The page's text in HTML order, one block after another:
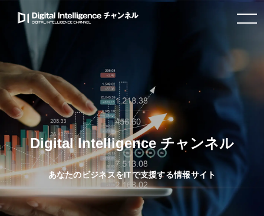
toggle
navigation
Digital Intelligence チャンネル
あなたのビジネスをITで支援する情報サイト